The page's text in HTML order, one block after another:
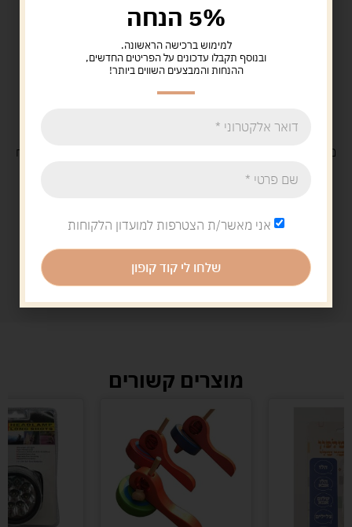
משלוח
מוצרים קשורים
5% הנחה
למימוש ברכישה הראשונה.
ובנוסף תקבלו עדכונים על הפריטים החדשים,
ההנחות והמבצעים השווים ביותר!
אני מאשר/ת הצטרפות למועדון הלקוחות
שלחו לי קוד קופון